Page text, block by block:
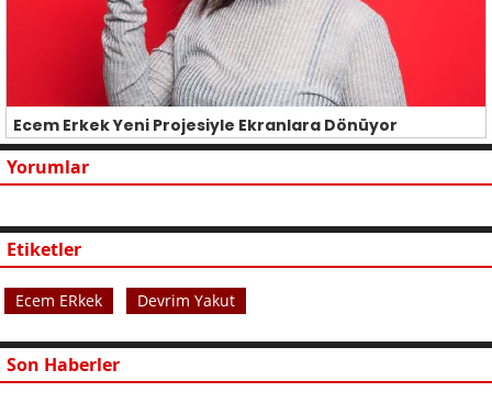
Ecem Erkek Yeni Projesiyle Ekranlara Dönüyor
Yorumlar
Etiketler
Ecem ERkek Devrim Yakut
Son Haberler